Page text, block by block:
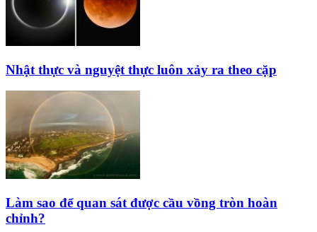
Nhật thực và nguyệt thực luôn xảy ra theo cặp
Làm sao để quan sát được cầu vồng tròn hoàn
chỉnh?